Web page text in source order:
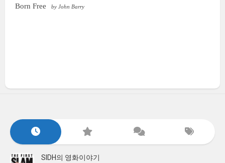
Born Free by John Barry
SIDH의 영화이야기